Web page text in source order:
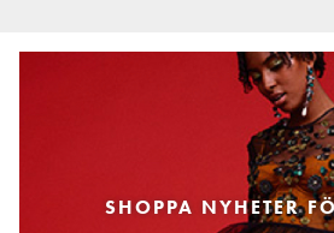
SHOPPA NYHETER